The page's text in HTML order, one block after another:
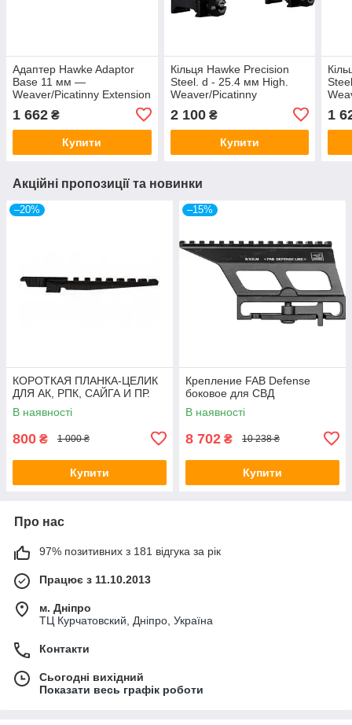
Адаптер Hawke Adaptor
Base 11 мм —
Weaver/Picatinny Extension
1 662 ₴
Купити
Кільця Hawke Precision
Steel. d - 25.4 мм High.
Weaver/Picatinny
2 100₴
Купити
1
Акційні пропозиції та новинки
–20%
КОРОТКАЯ ПЛАНКА-ЦЕЛИК
ДЛЯ АК, РПК, САЙГА И ПР.
В наявності
800 ₴ 1 000 ₴
Купити
–15%
Крепление FAB Defense
боковое для СВД
В наявності
8 702 ₴ 10 238 ₴
Купити
Про нас
97% позитивних з 181 відгука за рік
Працює з 11.10.2013
м. Дніпро
ТЦ Курчатовский, Дніпро, Україна
Контакти
Сьогодні вихідний
Показати весь графік роботи